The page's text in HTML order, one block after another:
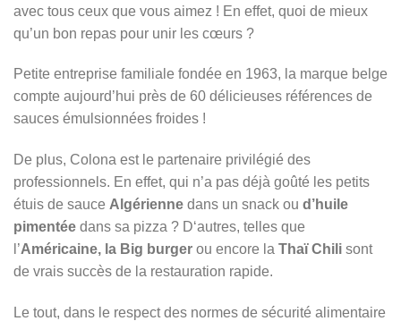
avec tous ceux que vous aimez ! En effet, quoi de mieux
qu’un bon repas pour unir les cœurs ?
Petite entreprise familiale fondée en 1963, la marque belge
compte aujourd’hui près de 60 délicieuses références de
sauces émulsionnées froides !
De plus, Colona est le partenaire privilégié des
professionnels. En effet, qui n’a pas déjà goûté les petits
étuis de sauce Algérienne dans un snack ou d’huile
pimentée dans sa pizza ? D‘autres, telles que
l’Américaine, la Big burger ou encore la Thaï Chili sont
de vrais succès de la restauration rapide.
Le tout, dans le respect des normes de sécurité alimentaire